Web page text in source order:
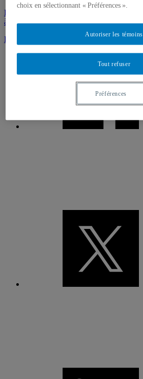
Donner
à l'UQAM
Événements
choix en sélectionnant « Préférences ».
Tout refuser
Autoriser les témoins
Préférences